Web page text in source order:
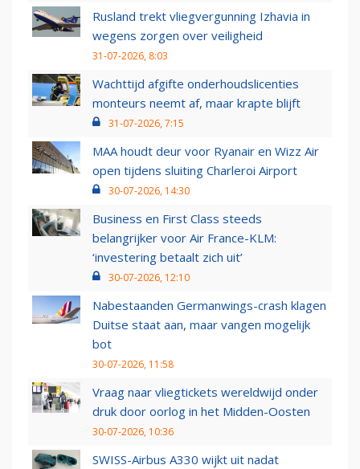
Rusland trekt vliegvergunning Izhavia in
wegens zorgen over veiligheid
31-07-2026, 8:03
Wachttijd afgifte onderhoudslicenties
monteurs neemt af, maar krapte blijft
31-07-2026, 7:15
MAA houdt deur voor Ryanair en Wizz Air
open tijdens sluiting Charleroi Airport
30-07-2026, 14:30
Business en First Class steeds
belangrijker voor Air France-KLM:
‘investering betaalt zich uit’
30-07-2026, 12:10
Nabestaanden Germanwings-crash klagen
Duitse staat aan, maar vangen mogelijk
bot
30-07-2026, 11:58
Vraag naar vliegtickets wereldwijd onder
druk door oorlog in het Midden-Oosten
30-07-2026, 10:36
SWISS-Airbus A330 wijkt uit nadat